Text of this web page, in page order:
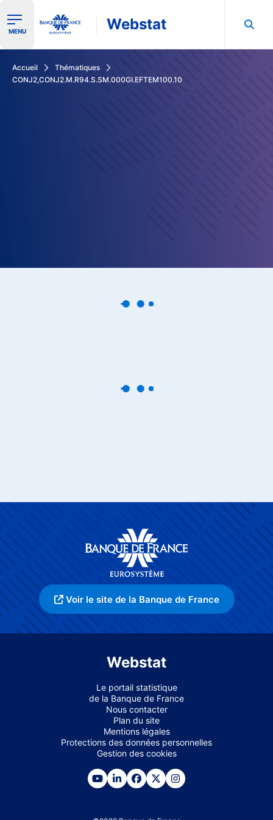
Ouvrir le menu de navigation
MENU Webstat
Accueil
Thématiques
CONJ2,CONJ2.M.R94.S.SM.000GI.EFTEM100.10
Voir le site de la Banque de France
Webstat
Le portail statistique
de la Banque de France
Nous contacter
Plan du site
Mentions légales
Protections des données personnelles
Gestion des cookies